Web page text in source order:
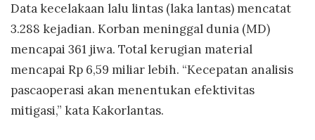
Data kecelakaan lalu lintas (laka lantas) mencatat
3.288 kejadian. Korban meninggal dunia (MD)
mencapai 361 jiwa. Total kerugian material
mencapai Rp 6,59 miliar lebih. “Kecepatan analisis
pascaoperasi akan menentukan efektivitas
mitigasi,” kata Kakorlantas.